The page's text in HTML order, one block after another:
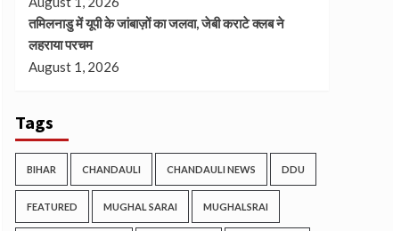
तमिलनाडु में यूपी के जांबाज़ों का जलवा, जेबी कराटे क्लब ने
लहराया परचम
August 1, 2026
Tags
BIHAR CHANDAULI CHANDAULI NEWS DDU
FEATURED MUGHAL SARAI MUGHALSRAI